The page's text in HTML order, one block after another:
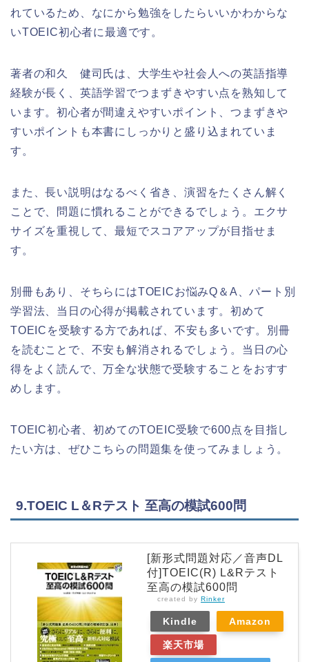
れているため、なにから勉強をしたらいいかわからな
いTOEIC初心者に最適です。
著者の和久 健司氏は、大学生や社会人への英語指導
経験が長く、英語学習でつまずきやすい点を熟知して
います。初心者が間違えやすいポイント、つまずきや
すいポイントも本書にしっかりと盛り込まれていま
す。
また、長い説明はなるべく省き、演習をたくさん解く
ことで、問題に慣れることができるでしょう。エクサ
サイズを重視して、最短でスコアアップが目指せま
す。
別冊もあり、そちらにはTOEICお悩みQ＆A、パート別
学習法、当日の心得が掲載されています。初めて
TOEICを受験する方であれば、不安も多いです。別冊
を読むことで、不安も解消されるでしょう。当日の心
得をよく読んで、万全な状態で受験することをおすす
めします。
TOEIC初心者、初めてのTOEIC受験で600点を目指し
たい方は、ぜひこちらの問題集を使ってみましょう。
9.TOEIC L＆Rテスト 至高の模試600問
[新形式問題対応／音声DL
付]TOEIC(R) L&Rテスト
至高の模試600問
created by Rinker
Kindle Amazon
楽天市場